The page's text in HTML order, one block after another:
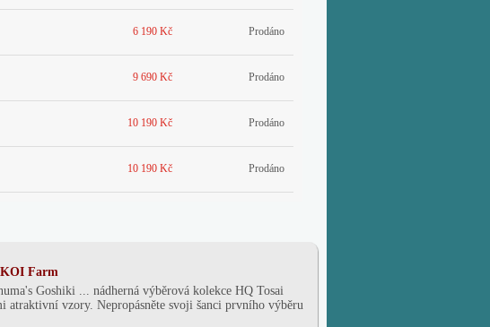
6 190 Kč Prodáno
9 690 Kč Prodáno
10 190 Kč Prodáno
10 190 Kč Prodáno
Farm
Goshiki ... nádherná výběrová kolekce HQ Tosai
atraktivní vzory. Nepropásněte svoji šanci prvního výběru